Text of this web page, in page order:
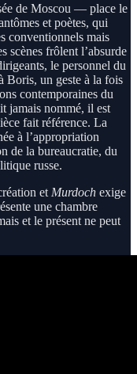
de Moscou — place le
et poètes, qui
conventionnels mais
scènes frôlent l’absurde
le personnel du
Boris, un geste à la fois
contemporaines du
jamais nommé, il est
fait référence. La
à l’appropriation
de la bureaucratie, du
russe.
et Murdoch exige
une chambre
et le présent ne peut